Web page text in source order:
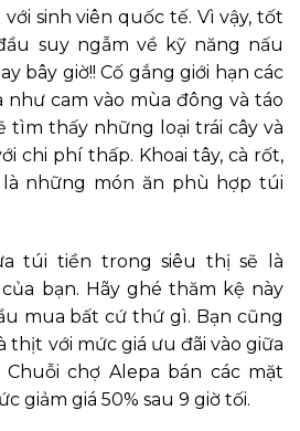
sinh viên quốc tế. Vì vậy, tốt
suy ngẫm về kỹ năng nấu
bây giờ!! Cố gắng giới hạn các
như cam vào mùa đông và táo
tìm thấy những loại trái cây và
chi phí thấp. Khoai tây, cà rốt,
những món ăn phù hợp túi
túi tiền trong siêu thị sẽ là
bạn. Hãy ghé thăm kệ này
mua bất cứ thứ gì. Bạn cũng
thịt với mức giá ưu đãi vào giữa
chợ Alepa bán các mặt
giảm giá 50% sau 9 giờ tối.